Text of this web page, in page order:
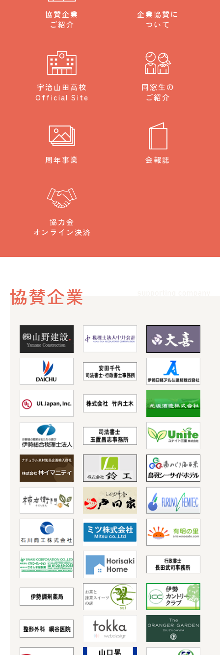
協賛企業
ご紹介
企業協賛に
ついて
宇治山田高校
Official Site
同窓生の
ご紹介
周年事業 会報誌
協力金
オンライン決済
協賛企業